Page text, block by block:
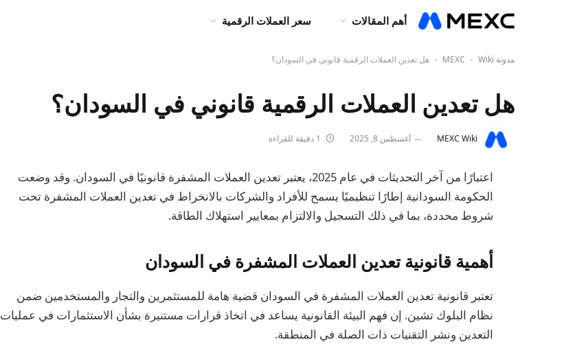
أهم المقالات سعر العملات الرقمية
مدونة MEXC - Wiki
- هل تعدين العملات الرقمية قانوني في السودان؟
هل تعدين العملات الرقمية قانوني في السودان؟
MEXC Wiki أغسطس 8, 2025
اعتبارًا من آخر التحديثات في عام 2025، يعتبر تعدين العملات المشفرة قانونيًا في السودان. وقد وضعت
الحكومة السودانية إطارًا تنظيميًا يسمح للأفراد والشركات بالانخراط في تعدين العملات المشفرة تحت
شروط محددة، بما في ذلك التسجيل والالتزام بمعايير استهلاك الطاقة.
أهمية قانونية تعدين العملات المشفرة في السودان
تعتبر قانونية تعدين العملات المشفرة في السودان قضية هامة للمستثمرين والتجار والمستخدمين ضمن
نظام البلوك تشين. إن فهم البيئة القانونية يساعد في اتخاذ قرارات مستنيرة بشأن الاستثمارات في عمليات
التعدين ونشر التقنيات ذات الصلة في المنطقة.